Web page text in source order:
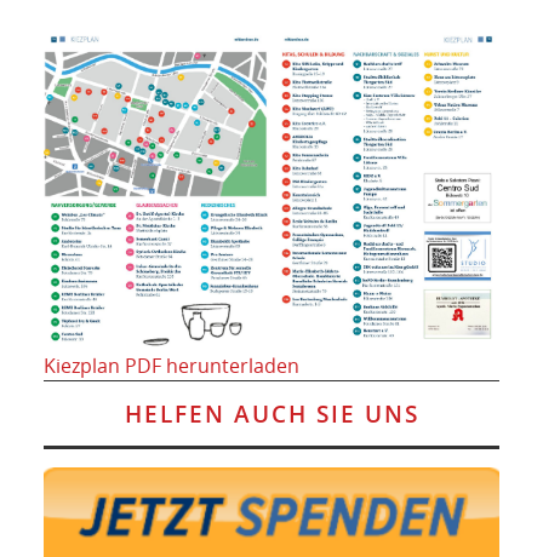
Kiezplan PDF herunterladen
HELFEN AUCH SIE UNS